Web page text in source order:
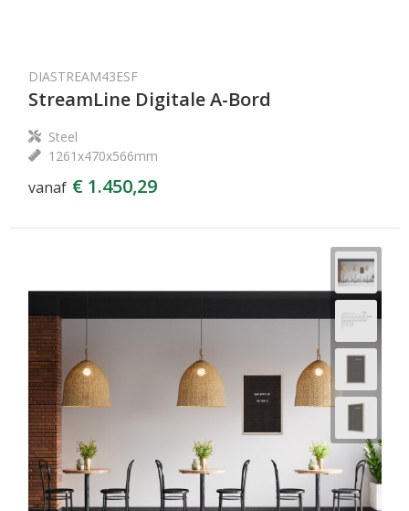
DIASTREAM43ESF
StreamLine Digitale A-Bord
Steel
1261x470x566mm
vanaf € 1.450,29